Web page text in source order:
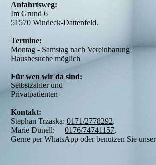
Anfahrtsweg:
Im Grund 6
51570 Windeck-Dattenfeld.
Termine:
Montag - Samstag nach Vereinbarung
Hausbesuche möglich
Für wen wir da sind:
Selbstzahler und
Privatpatienten
Kontakt:
Stephan Trzaska:0171/2778292.
Marie Dunell:0176/74741157.
Gerne per WhatsApp oder benutzen Sie